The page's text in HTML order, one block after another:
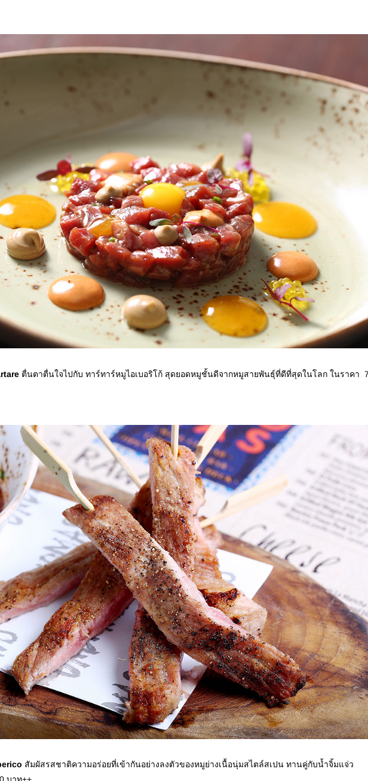
ตื่นตาตื่นใจไปกับ ทาร์ทาร์หมูไอเบอริโก้ สุดยอดหมูชั้นดีจากหมูสายพันธุ์ที่ดีที่สุดในโลก ในราคา
สัมผัสรสชาติความอร่อยที่เข้ากันอย่างลงตัวของหมูย่างเนื้อนุ่มสไตล์สเปน ทานคู่กับน้ำจิ้มแจ่ว